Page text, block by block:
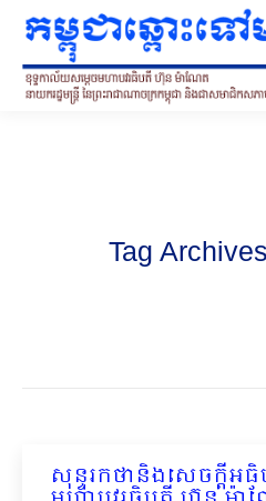
Tag
សុន្ទរកថានិងសេចក្ដីអ